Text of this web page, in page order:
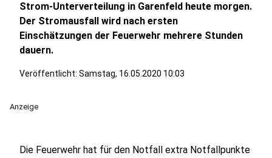
Strom-Unterverteilung in Garenfeld heute morgen.
Der Stromausfall wird nach ersten
Einschätzungen der Feuerwehr mehrere Stunden
dauern.
Veröffentlicht: Samstag, 16.05.2020 10:03
Anzeige
Die Feuerwehr hat für den Notfall extra Notfallpunkte